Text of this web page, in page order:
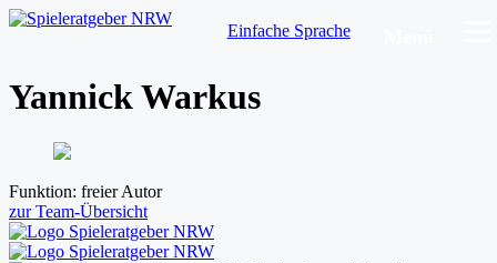
Einfache Sprache
Yannick Warkus
Funktion: freier Autor
zur Team-Übersicht